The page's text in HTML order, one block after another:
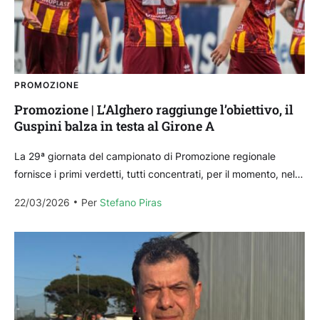
PROMOZIONE
Promozione | L’Alghero raggiunge l’obiettivo, il
Guspini balza in testa al Girone A
La 29ª giornata del campionato di Promozione regionale
fornisce i primi verdetti, tutti concentrati, per il momento, nel
22/03/2026
Per Stefano Piras